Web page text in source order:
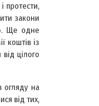
протести,
закони
Ще одне
коштів із
цілого
огляду на
від тих,